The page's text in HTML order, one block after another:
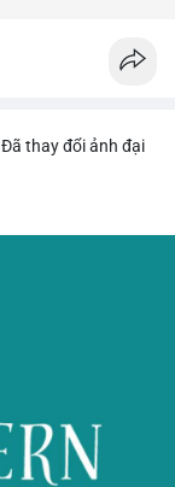
Đã thay đổi ảnh đại